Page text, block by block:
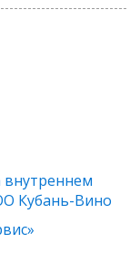
внутреннем
Кубань-Вино